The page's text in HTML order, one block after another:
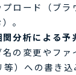
プロード（ブ
。
分析による予
の変更やフ
等）への書き